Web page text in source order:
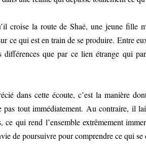
croise la route de Shaé, une jeune fille
ce qui est en train de se produire. Entre
différences que par ce lien étrange qui
dans cette écoute, c’est la manière
tout immédiatement. Au contraire, il
ce qui rend l’ensemble extrêmement
de poursuivre pour comprendre ce qui se